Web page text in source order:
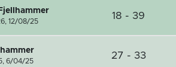
12/08/25
18 - 39
6/04/25
27 - 33